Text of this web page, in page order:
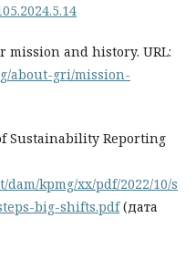
and history. URL:
about-gri/mission-
Sustainability Reporting
dam/kpmg/xx/pdf/2022/10/s
big-shifts.pdf(дата